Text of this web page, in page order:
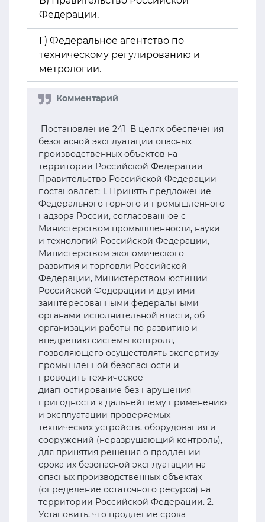
Федерации.
Г) Федеральное агентство по
техническому регулированию и
метрологии.
Постановление 241 В целях обеспечения
безопасной эксплуатации опасных
производственных объектов на
территории Российской Федерации
Правительство Российской Федерации
постановляет: 1. Принять предложение
Федерального горного и промышленного
надзора России, согласованное с
Министерством промышленности, науки
и технологий Российской Федерации,
Министерством экономического
развития и торговли Российской
Федерации, Министерством юстиции
Российской Федерации и другими
заинтересованными федеральными
органами исполнительной власти, об
организации работы по развитию и
внедрению системы контроля,
позволяющего осуществлять экспертизу
промышленной безопасности и
проводить техническое
диагностирование без нарушения
пригодности к дальнейшему применению
и эксплуатации проверяемых
технических устройств, оборудования и
сооружений (неразрушающий контроль),
для принятия решения о продлении
срока их безопасной эксплуатации на
опасных производственных объектах
(определение остаточного ресурса) на
территории Российской Федерации. 2.
Установить, что продление срока